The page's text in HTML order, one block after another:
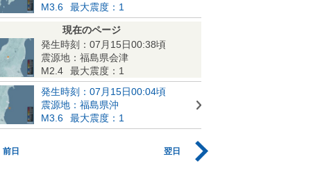
M3.6
最大震度：1
現在のページ
発生時刻：07月15日00:38頃
震源地：福島県会津
M2.4
最大震度：1
発生時刻：07月15日00:04頃
震源地：福島県沖
M3.6
最大震度：1
前日 翌日